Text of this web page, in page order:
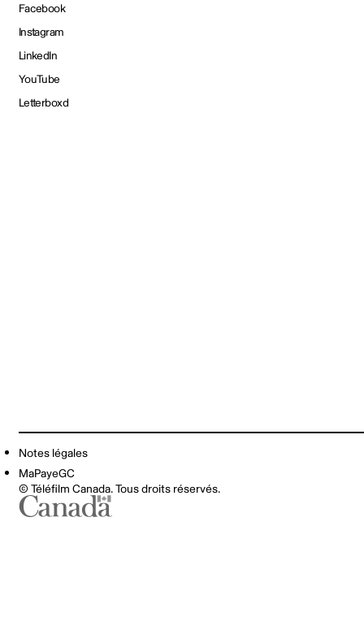
Facebook
Instagram
LinkedIn
YouTube
Letterboxd
Notes légales
MaPayeGC
© Téléfilm Canada. Tous droits réservés.